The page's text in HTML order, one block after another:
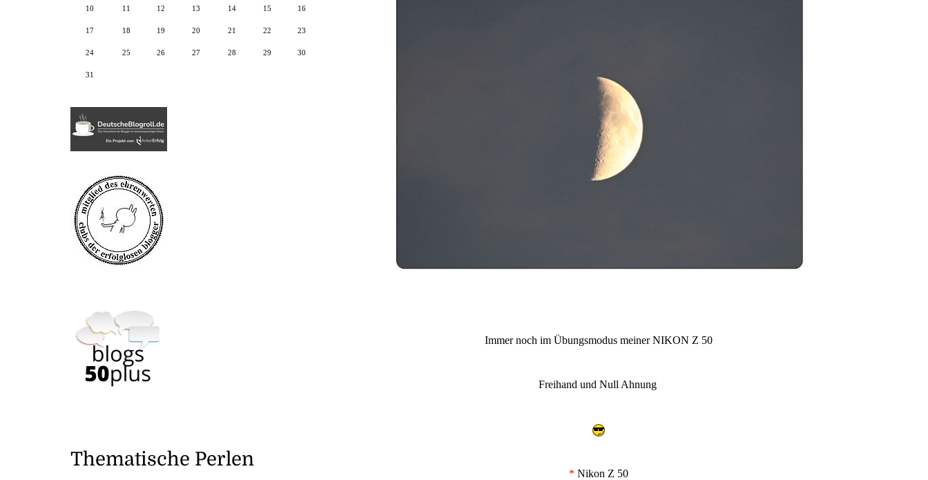
Immer noch im Übungsmodus meiner NIKON Z 50
Freihand und Null Ahnung
* Nikon Z 50
10 11 12 13 14 15 16
17 18 19 20 21 22 23
24 25 26 27 28 29 30
31
Thematische Perlen